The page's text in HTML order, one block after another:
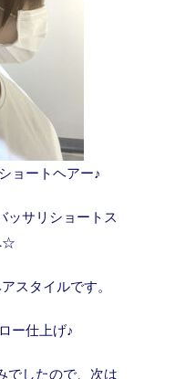
ョートヘアー♪
ッサリショートス
☆
スタイルです。
ー仕上げ♪
でしたので、次は